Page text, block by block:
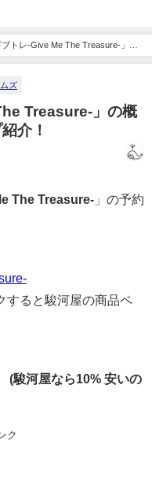
ブトレ-Give Me The Treasure-」の
ズ
Treasure-」の概
介！
The Treasure- 」の予約
すると駿河屋の商品ペ
河屋なら10% 安いの
ク